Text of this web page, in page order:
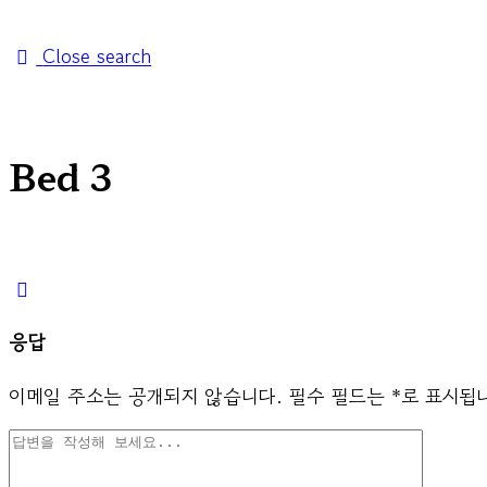
Close search
Bed 3
응답
이메일 주소는 공개되지 않습니다. 필수 필드는 *로 표시됩